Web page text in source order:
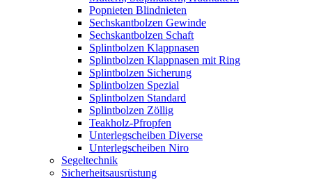
Popnieten Blindnieten
Sechskantbolzen Gewinde
Sechskantbolzen Schaft
Splintbolzen Klappnasen
Splintbolzen Klappnasen mit Ring
Splintbolzen Sicherung
Splintbolzen Spezial
Splintbolzen Standard
Splintbolzen Zöllig
Teakholz-Pfropfen
Unterlegscheiben Diverse
Unterlegscheiben Niro
Segeltechnik
Sicherheitsausrüstung